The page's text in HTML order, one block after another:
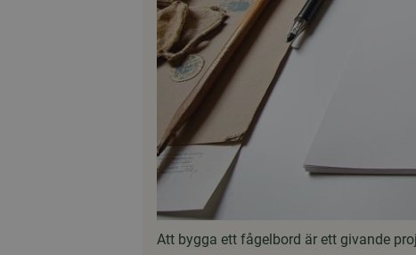
Att bygga ett fågelbord är ett givande